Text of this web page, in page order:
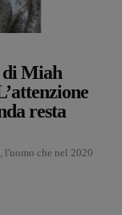
di Miah
resta
che nel 2020